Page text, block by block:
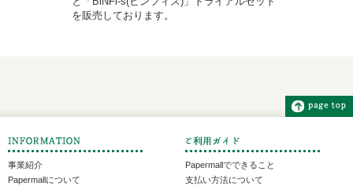
を販売しております。
事業紹介
Papermallについて
Papermallでできること
支払い方法について